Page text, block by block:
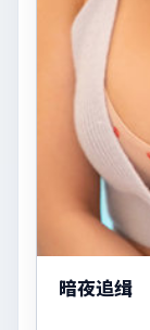
暗夜追缉